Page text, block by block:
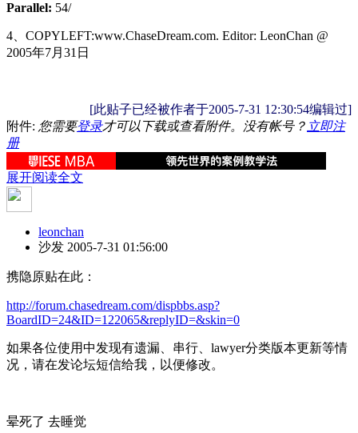
Parallel: 54/
4、COPYLEFT:www.ChaseDream.com. Editor: LeonChan @
2005年7月31日
[此贴子已经被作者于2005-7-31 12:30:54编辑过]
附件: 您需要登录才可以下载或查看附件。没有帐号？ 立即注
册
展开阅读全文
leonchan
沙发 2005-7-31 01:56:00
携隐原贴在此：
http://forum.chasedream.com/dispbbs.asp?
BoardID=24&ID=122065&replyID=&skin=0
如果各位使用中发现有遗漏、串行、lawyer分类版本更新等情
况，请在发论坛短信给我，以便修改。
晕死了 去睡觉